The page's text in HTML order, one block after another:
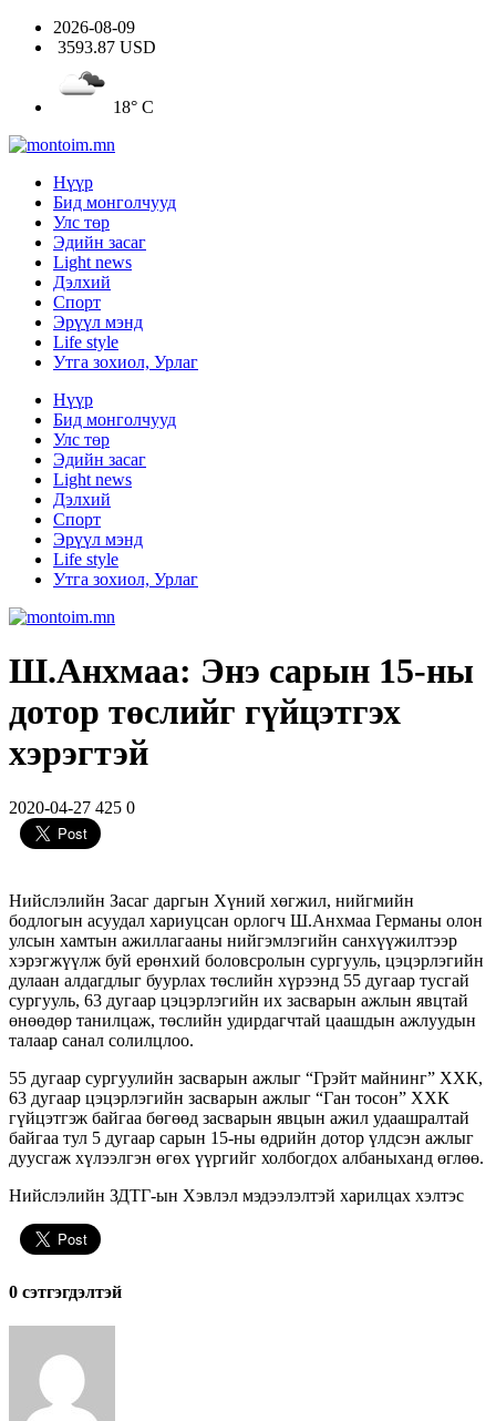
2026-08-09
3593.87 USD
18° C
Нүүр
Бид монголчууд
Улс төр
Эдийн засаг
Light news
Дэлхий
Спорт
Эрүүл мэнд
Life style
Утга зохиол, Урлаг
Нүүр
Бид монголчууд
Улс төр
Эдийн засаг
Light news
Дэлхий
Спорт
Эрүүл мэнд
Life style
Утга зохиол, Урлаг
Ш.Анхмаа: Энэ сарын 15-ны
дотор төслийг гүйцэтгэх
хэрэгтэй
2020-04-27 425 0
Нийслэлийн Засаг даргын Хүний хөгжил, нийгмийн
бодлогын асуудал хариуцсан орлогч Ш.Анхмаа Германы олон
улсын хамтын ажиллагааны нийгэмлэгийн санхүүжилтээр
хэрэгжүүлж буй ерөнхий боловсролын сургууль, цэцэрлэгийн
дулаан алдагдлыг буурлах төслийн хүрээнд 55 дугаар тусгай
сургууль, 63 дугаар цэцэрлэгийн их засварын ажлын явцтай
өнөөдөр танилцаж, төслийн удирдагчтай цаашдын ажлуудын
талаар санал солилцлоо.
55 дугаар сургуулийн засварын ажлыг “Грэйт майнинг” ХХК,
63 дугаар цэцэрлэгийн засварын ажлыг “Ган тосон” ХХК
гүйцэтгэж байгаа бөгөөд засварын явцын ажил удаашралтай
байгаа тул 5 дугаар сарын 15-ны өдрийн дотор үлдсэн ажлыг
дуусгаж хүлээлгэн өгөх үүргийг холбогдох албаныханд өглөө.
Нийслэлийн ЗДТГ-ын Хэвлэл мэдээлэлтэй харилцах хэлтэс
0 cэтгэгдэлтэй